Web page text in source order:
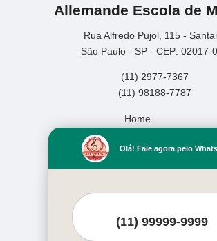
Allemande Escola de
Rua Alfredo Pujol, 115 -
São Paulo - SP - CEP: 02017-
(11) 2977-7367
(11) 98188-7787
Home
Missão
Olá! Fale agora pelo